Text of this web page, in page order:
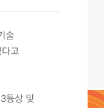
술
고
등상 및